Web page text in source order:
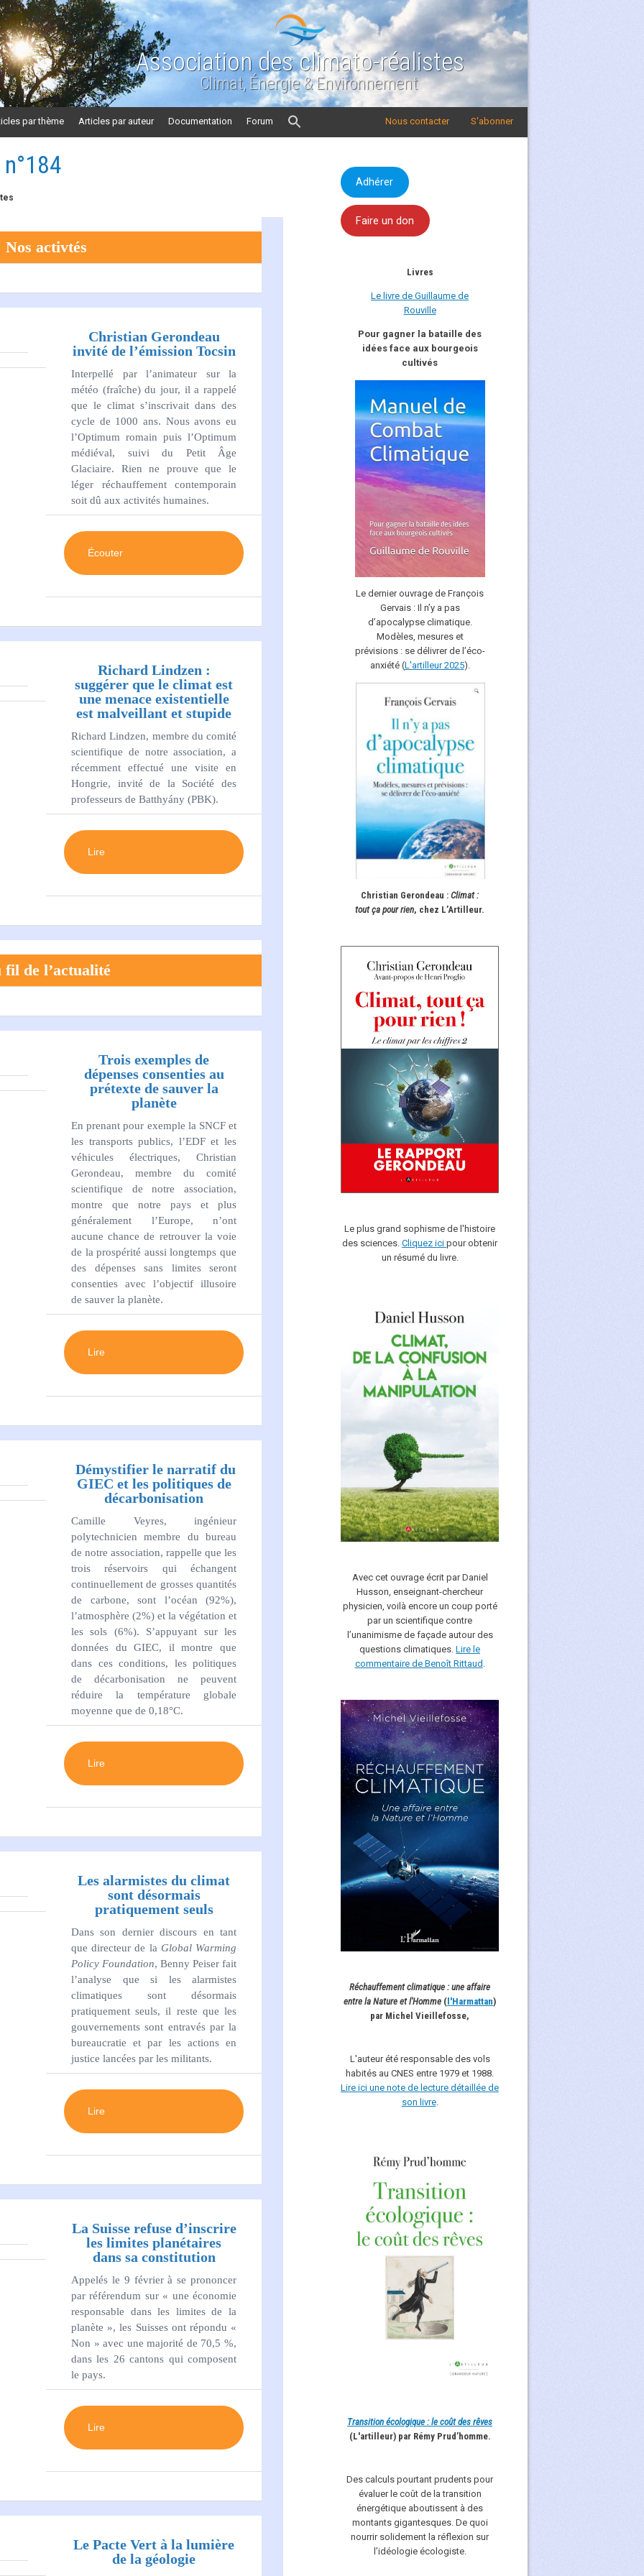
Association des climato-réalistes
Climat, Énergie & Environnement
par thème Articles par auteur Documentation Forum S'abonner
Nous contacter
Nos activtés
Christian Gerondeau
invité de l’émission Tocsin
Interpellé par l’animateur sur la
météo (fraîche) du jour, il a rappelé
que le climat s’inscrivait dans des
cycle de 1000 ans. Nous avons eu
l’Optimum romain puis l’Optimum
médiéval, suivi du Petit Âge
Glaciaire. Rien ne prouve que le
léger réchauffement contemporain
soit dû aux activités humaines.
Écouter
Richard Lindzen :
suggérer que le climat est
une menace existentielle
est malveillant et stupide
Richard Lindzen, membre du comité
scientifique de notre association, a
récemment effectué une visite en
Hongrie, invité de la Société des
professeurs de Batthyány (PBK).
Lire
fil de l’actualité
Trois exemples de
dépenses consenties au
prétexte de sauver la
planète
En prenant pour exemple la SNCF et
les transports publics, l’EDF et les
véhicules électriques, Christian
Gerondeau, membre du comité
scientifique de notre association,
montre que notre pays et plus
généralement l’Europe, n’ont
aucune chance de retrouver la voie
de la prospérité aussi longtemps que
des dépenses sans limites seront
consenties avec l’objectif illusoire
de sauver la planète.
Lire
Démystifier le narratif du
GIEC et les politiques de
décarbonisation
Camille Veyres, ingénieur
polytechnicien membre du bureau
de notre association, rappelle que les
trois réservoirs qui échangent
continuellement de grosses quantités
de carbone, sont l’océan (92%),
l’atmosphère (2%) et la végétation et
les sols (6%). S’appuyant sur les
données du GIEC, il montre que
dans ces conditions, les politiques
de décarbonisation ne peuvent
réduire la température globale
moyenne que de 0,18°C.
Lire
Les alarmistes du climat
sont désormais
pratiquement seuls
Dans son dernier discours en tant
que directeur de la Global Warming
Policy Foundation, Benny Peiser fait
l’analyse que si les alarmistes
climatiques sont désormais
pratiquement seuls, il reste que les
gouvernements sont entravés par la
bureaucratie et par les actions en
justice lancées par les militants.
Lire
La Suisse refuse d’inscrire
les limites planétaires
dans sa constitution
Appelés le 9 février à se prononcer
par référendum sur « une économie
responsable dans les limites de la
planète », les Suisses ont répondu «
Non » avec une majorité de 70,5 %,
dans les 26 cantons qui composent
le pays.
Lire
Le Pacte Vert à la lumière
de la géologie
Adhérer
Faire un don
Livres
Le livre de Guillaume de
Rouville
Pour gagner la bataille des
idées face aux bourgeois
cultivés
Le dernier ouvrage de François
Gervais : Il n’y a pas
d’apocalypse climatique.
Modèles, mesures et
prévisions : se délivrer de l’éco-
anxiété (L'artilleur 2025).
Christian Gerondeau : Climat :
tout ça pour rien, chez L’Artilleur.
Le plus grand sophisme de l'histoire
des sciences. Cliquez ici pour obtenir
un résumé du livre.
Avec cet ouvrage écrit par Daniel
Husson, enseignant-chercheur
physicien, voilà encore un coup porté
par un scientifique contre
l’unanimisme de façade autour des
questions climatiques. Lire le
commentaire de Benoît Rittaud
Réchauffement climatique : une affaire
entre la Nature et l'Homme (l'Harmattan)
par Michel Vieillefosse,
L'auteur été responsable des vols
habités au CNES entre 1979 et 1988.
Lire ici une note de lecture détaillée de
son livre.
Transition écologique : le coût des rêves
(L'artilleur) par Rémy Prud’homme.
Des calculs pourtant prudents pour
évaluer le coût de la transition
énergétique aboutissent à des
montants gigantesques. De quoi
nourrir solidement la réflexion sur
l’idéologie écologiste.